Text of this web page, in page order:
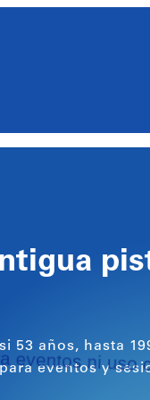
53 años, hasta
eventos y
ni